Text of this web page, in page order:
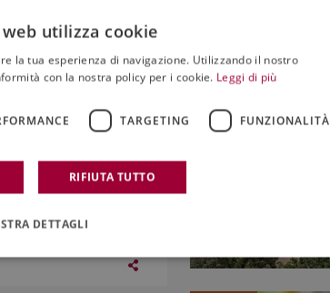
le denominazioni
consorzi di tutela”
è diverso”
utilizza cookie
la tua esperienza di navigazione. Utilizzando il nostro
con la nostra policy per i cookie. Leggi di più
TARGETING FUNZIONALITÀ
RIFIUTA TUTTO
DETTAGLI